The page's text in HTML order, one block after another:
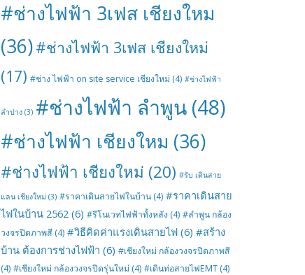
#ช่างไฟฟ้า 3เฟส เชียงใหม
(36)#ช่างไฟฟ้า 3เฟส เชียงใหม่
(17) #ช่าง ไฟฟ้า on site service เชียงใหม่ (4) #ช่างไฟฟ้า
ลำปาง (3) #ช่างไฟฟ้า ลำพูน (48)
#ช่างไฟฟ้า เชียงใหม (36)
#ช่างไฟฟ้า เชียงใหม่ (20) #รับ เดินสาย
แลน เชียงใหม่ (3) #ราคาเดินสายไฟในบ้าน (4) #ราคาเดินสาย
ไฟในบ้าน 2562 (6) #รีโนเวทไฟฟ้าทั้งหลัง (4) #ลำพูน กล้อง
วงจรปิดภาพสี (4) #วิธีคิดค่าแรงเดินสายไฟ (6) #สร้าง
บ้าน ต้องการช่างไฟฟ้า (6) #เชียงใหม่ กล้องวงจรปิดภาพสี
(4) #เชียงใหม่ กล้องวงจรปิดรุ่นใหม่ (4) #เดินท่อสายไฟEMT (4)